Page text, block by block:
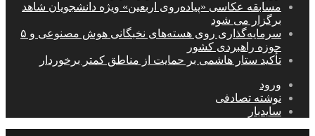
مسابقه عکاسی «پیاده‌روی اربعین» ویژه دانشجویان شاهد
برگزار می شود
سرمایه‌گذاری روی هسته‌های نخبگانی هوش مصنوعی و ۵
حوزه راهبردی کشور
تأکید ستار هاشمی بر حمایت از مناطق کمتر برخوردار
ورود
نوشته تصادفی
سایدبار